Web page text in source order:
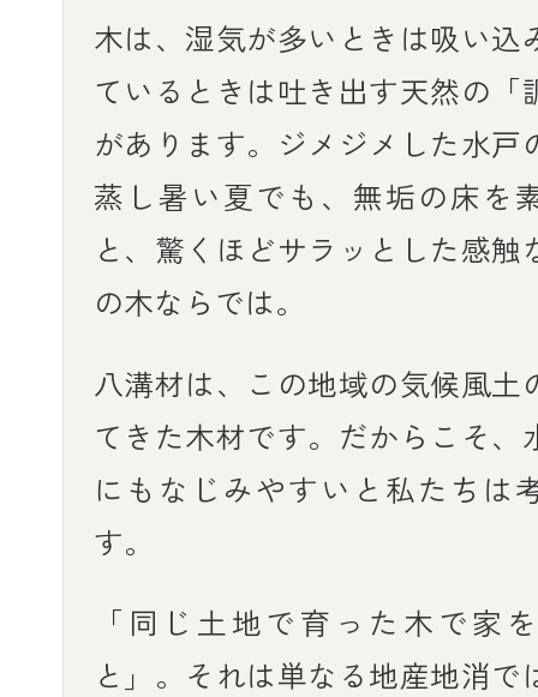
木は、湿気が多いときは吸い込
ているときは吐き出す天然の「
があります。ジメジメした水戸
蒸し暑い夏でも、無垢の床を
と、驚くほどサラッとした感触
の木ならでは。
八溝材は、この地域の気候風土
てきた木材です。だからこそ、
にもなじみやすいと私たちは
す。
「同じ土地で育った木で家
と」。それは単なる地産地消で